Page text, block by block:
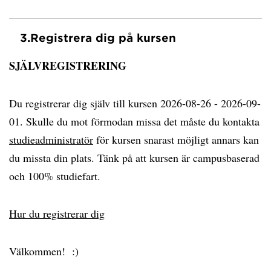
3.Registrera dig på kursen
SJÄLVREGISTRERING
Du registrerar dig själv till kursen 2026-08-26 - 2026-09-
01. Skulle du mot förmodan missa det måste du kontakta
studieadministratör för kursen snarast möjligt annars kan
du missta din plats. Tänk på att kursen är campusbaserad
och 100% studiefart.
Hur du registrerar dig
Välkommen! :)